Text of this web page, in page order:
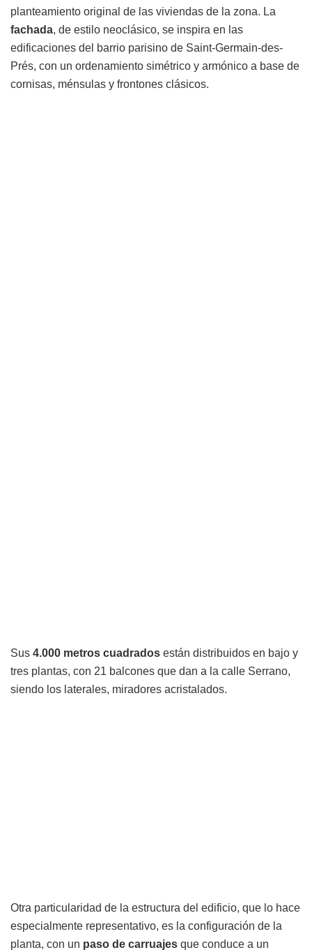
planteamiento original de las viviendas de la zona. La
fachada, de estilo neoclásico, se inspira en las
edificaciones del barrio parisino de Saint-Germain-des-
Prés, con un ordenamiento simétrico y armónico a base de
cornisas, ménsulas y frontones clásicos.
Sus 4.000 metros cuadrados están distribuidos en bajo y
tres plantas, con 21 balcones que dan a la calle Serrano,
siendo los laterales, miradores acristalados.
Otra particularidad de la estructura del edificio, que lo hace
especialmente representativo, es la configuración de la
planta, con un paso de carruajes que conduce a un